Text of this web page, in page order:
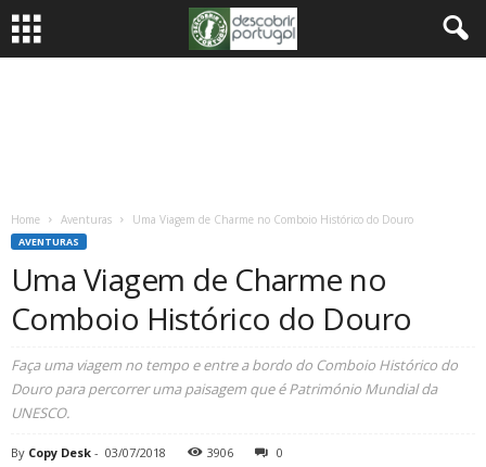
Home Aventuras Uma Viagem de Charme no Comboio Histórico do Douro
AVENTURAS
Uma Viagem de Charme no
Comboio Histórico do Douro
Faça uma viagem no tempo e entre a bordo do Comboio Histórico do
Douro para percorrer uma paisagem que é Património Mundial da
UNESCO.
By Copy Desk - 03/07/2018 3906 0